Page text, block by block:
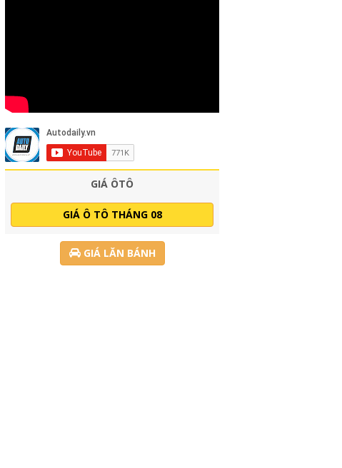
GIÁ ÔTÔ
GIÁ Ô TÔ THÁNG 08
GIÁ LĂN BÁNH